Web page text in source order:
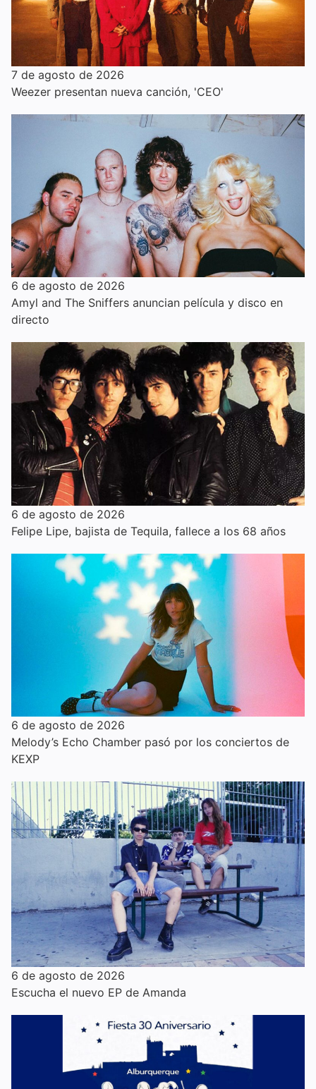
7 de agosto de 2026
Weezer presentan nueva canción, 'CEO'
6 de agosto de 2026
Amyl and The Sniffers anuncian película y disco en
directo
6 de agosto de 2026
Felipe Lipe, bajista de Tequila, fallece a los 68 años
6 de agosto de 2026
Melody’s Echo Chamber pasó por los conciertos de
KEXP
6 de agosto de 2026
Escucha el nuevo EP de Amanda